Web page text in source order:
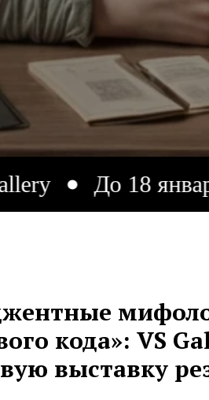
До 18 января 2026
кода»: VS
выставку